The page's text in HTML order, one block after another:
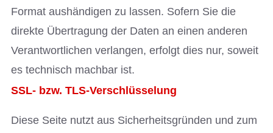
Format aushändigen zu lassen. Sofern Sie die
direkte Übertragung der Daten an einen anderen
Verantwortlichen verlangen, erfolgt dies nur, soweit
es technisch machbar ist.
SSL- bzw. TLS-Verschlüsselung
Diese Seite nutzt aus Sicherheitsgründen und zum